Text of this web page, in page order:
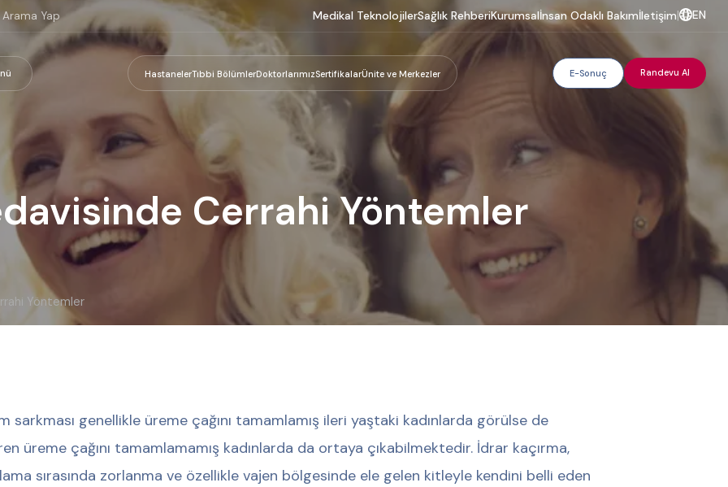
Medikal TeknolojilerSağlık RehberiKurumsalİnsan Odaklı Bakımİletişim| EN
HastanelerTıbbi BölümlerDoktorlarımızSertifikalarÜnite ve Merkezler E-Sonuç Randevu Al
Cerrahi Yöntemler
Yöntemler
sarkması genellikle üreme çağını tamamlamış ileri yaştaki kadınlarda görülse de
üreme çağını tamamlamamış kadınlarda da ortaya çıkabilmektedir. İdrar kaçırma,
sırasında zorlanma ve özellikle vajen bölgesinde ele gelen kitleyle kendini belli eden